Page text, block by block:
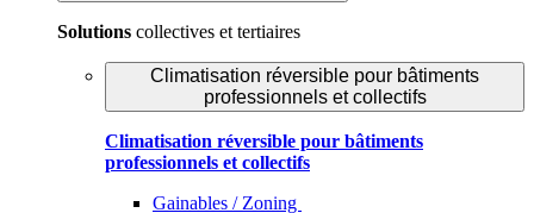
Solutions collectives et tertiaires
Climatisation réversible pour bâtiments
professionnels et collectifs
Climatisation réversible pour bâtiments
professionnels et collectifs
Gainables / Zoning